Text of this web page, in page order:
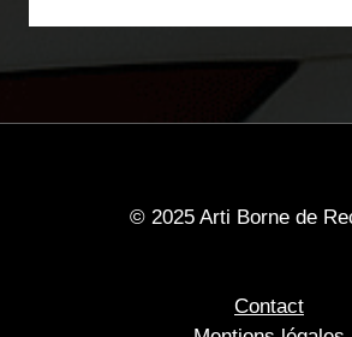
© 2025 Arti Borne de
Contact